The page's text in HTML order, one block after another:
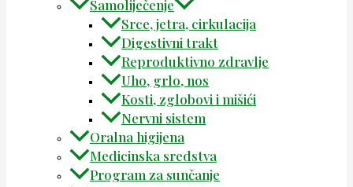
Samoliječenje
Srce, jetra, cirkulacija
Digestivni trakt
Reproduktivno zdravlje
Uho, grlo, nos
Kosti, zglobovi i mišići
Nervni sistem
Oralna higijena
Medicinska sredstva
Program za sunčanje